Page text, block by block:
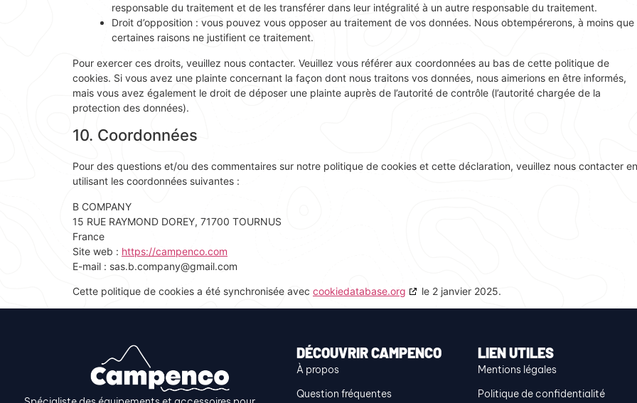
responsable du traitement et de les transférer dans leur intégralité à un autre responsable du traitement.
Droit d’opposition : vous pouvez vous opposer au traitement de vos données. Nous obtempérerons, à moins que
certaines raisons ne justifient ce traitement.
Pour exercer ces droits, veuillez nous contacter. Veuillez vous référer aux coordonnées au bas de cette politique de
cookies. Si vous avez une plainte concernant la façon dont nous traitons vos données, nous aimerions en être informés,
mais vous avez également le droit de déposer une plainte auprès de l’autorité de contrôle (l’autorité chargée de la
protection des données).
10. Coordonnées
Pour des questions et/ou des commentaires sur notre politique de cookies et cette déclaration, veuillez nous contacter en
utilisant les coordonnées suivantes :
B COMPANY
15 RUE RAYMOND DOREY, 71700 TOURNUS
France
Site web : https://campenco.com
E-mail : sas.b.company@gmail.com
Cette politique de cookies a été synchronisée avec cookiedatabase.org le 2 janvier 2025.
DÉCOUVRIR CAMPENCO
À propos
Question fréquentes
LIEN UTILES
Mentions légales
Politique de confidentialité